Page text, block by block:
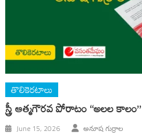
తొలికెరటాలు
స్త్రీ ఆత్మగౌరవ పోరాటం “అలల కాలం”
June 15, 2026 అనూష గుర్రాల